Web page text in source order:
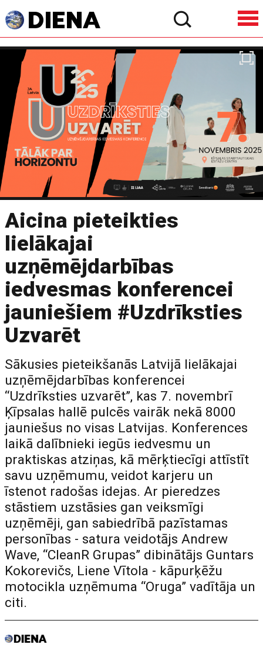
Aicina pieteikties
lielākajai
uzņēmējdarbības
iedvesmas konferencei
jauniešiem #Uzdrīksties
Uzvarēt
Sākusies pieteikšanās Latvijā lielākajai
uzņēmējdarbības konferencei
“Uzdrīksties uzvarēt”, kas 7. novembrī
Ķīpsalas hallē pulcēs vairāk nekā 8000
jauniešus no visas Latvijas. Konferences
laikā dalībnieki iegūs iedvesmu un
praktiskas atziņas, kā mērķtiecīgi attīstīt
savu uzņēmumu, veidot karjeru un
īstenot radošas idejas. Ar pieredzes
stāstiem uzstāsies gan veiksmīgi
uzņēmēji, gan sabiedrībā pazīstamas
personības - satura veidotājs Andrew
Wave, “CleanR Grupas” dibinātājs Guntars
Kokorevičs, Liene Vītola - kāpurķēžu
motocikla uzņēmuma “Oruga” vadītāja un
citi.